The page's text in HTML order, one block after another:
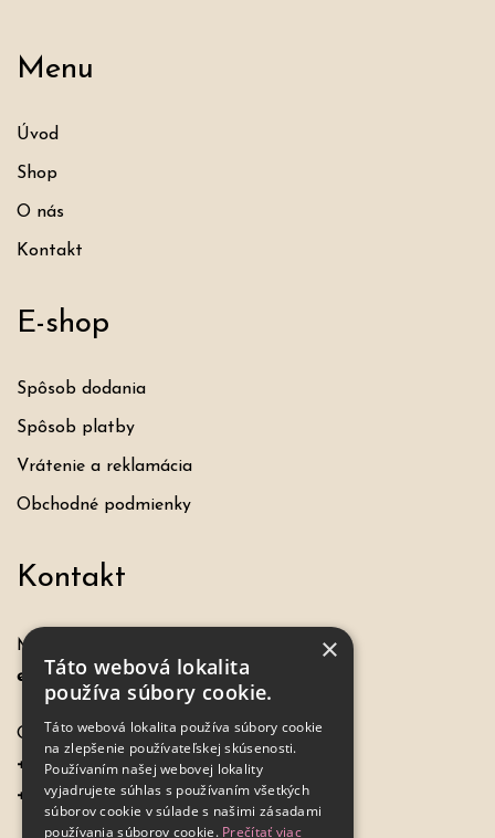
Menu
Úvod
Shop
O nás
Kontakt
E-shop
Spôsob dodania
Spôsob platby
Vrátenie a reklamácia
Obchodné podmienky
Kontakt
Máte otázku, požiadavku?
eshop@hochel.sk
Objednávky:
+421 917 649 198
+421 - 33 7798967
×
Táto webová lokalita
používa súbory cookie.
Táto webová lokalita používa súbory cookie
na zlepšenie používateľskej skúsenosti.
Používaním našej webovej lokality
vyjadrujete súhlas s používaním všetkých
súborov cookie v súlade s našimi zásadami
používania súborov cookie. Prečítať viac